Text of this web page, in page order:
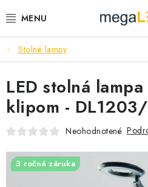
na
PRIEMYSEL
SVIETIDLÁ
ŽIAROVKY A TRUBICE
Stolné lampy
LED stolná
klipom -
Neohodnotené
3 ročná záruka